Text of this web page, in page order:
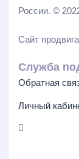
России. ©
Сайт
Служба
Обратная
Личный